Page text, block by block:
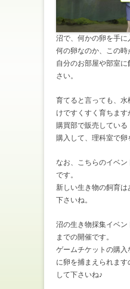
沼で、何かの卵を手に
何の卵なのか、この時
自分のお部屋や部室
さい。
育てると言っても、
けですくすく育ちます
購買部で販売してい
購入して、理科室で卵
なお、こちらのイベン
です。
新しい生き物の飼育
下さいね。
沼の生き物採集イベ
までの開催です。
ゲームチケットの購
に卵を捕まえられま
して下さいね♪